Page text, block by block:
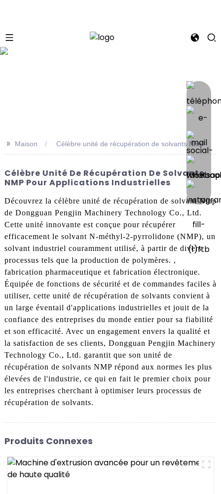
>> Maison Célèbre unité de récupération de solvants Nmp
Célèbre Unité De Récupération De Solvants
NMP Pour Applications Industrielles
Découvrez la célèbre unité de récupération de solvant Nmp
de Dongguan Pengjin Machinery Technology Co., Ltd.
Cette unité innovante est conçue pour récupérer
efficacement le solvant N-méthyl-2-pyrrolidone (NMP), un
solvant industriel couramment utilisé, à partir de divers
processus tels que la production de polymères. ,
fabrication pharmaceutique et fabrication électronique.
Équipée de fonctions de sécurité et de commandes faciles à
utiliser, cette unité de récupération de solvants convient à
un large éventail d'applications industrielles et jouit de la
confiance des entreprises du monde entier pour sa fiabilité
et son efficacité. Avec un engagement envers la qualité et
la satisfaction de ses clients, Dongguan Pengjin Machinery
Technology Co., Ltd. garantit que son unité de
récupération de solvants NMP répond aux normes les plus
élevées de l'industrie, ce qui en fait le premier choix pour
les entreprises cherchant à optimiser leurs processus de
récupération de solvants.
Produits Connexes